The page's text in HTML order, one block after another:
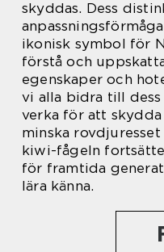
skyddas. Dess
ikonisk symbol för
förstå och
egenskaper och
vi alla bidra till dess
verka för att
minska
kiwi-fågeln
för framtida
lära känna.